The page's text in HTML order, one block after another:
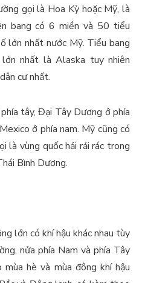
gọi là Hoa Kỳ hoặc Mỹ, là
bang có 6 miền và 50 tiểu
lớn nhất nước Mỹ. Tiểu bang
nhất là Alaska tuy nhiên
cư nhất.
tây, Đại Tây Dương ở phía
ở phía nam. Mỹ cũng có
là vùng quốc hải rải rác trong
Bình Dương.
lớn có khí hậu khác nhau tùy
nửa phía Nam và phía Tây
hè và mùa đông khí hậu